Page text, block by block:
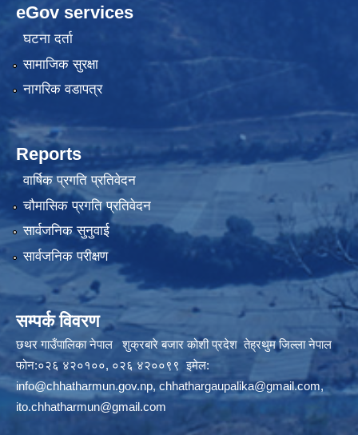
eGov services
घटना दर्ता
सामाजिक सुरक्षा
नागरिक वडापत्र
Reports
वार्षिक प्रगति प्रतिवेदन
चौमासिक प्रगति प्रतिवेदन
सार्वजनिक सुनुवाई
सार्वजनिक परीक्षण
सम्पर्क विवरण
छथर गाउँपालिका नेपाल शुक्रबारे बजार कोशी प्रदेश तेह्रथुम जिल्ला नेपाल
फोन:०२६ ४२०१००, ०२६ ४२००९९ इमेल:
info@chhatharmun.gov.np, chhathargaupalika@gmail.com,
ito.chhatharmun@gmail.com